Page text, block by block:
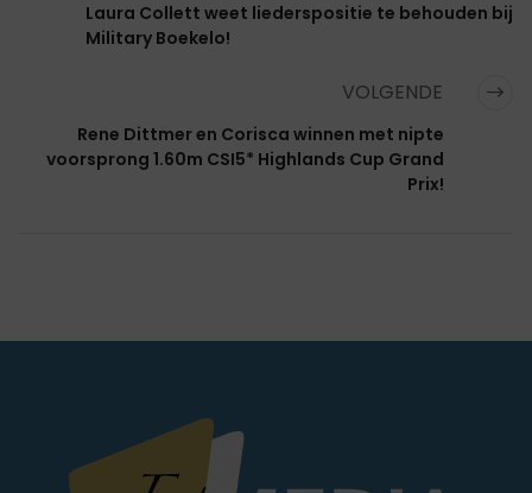
Laura Collett weet liederspositie te behouden bij
Military Boekelo!
VOLGENDE
Rene Dittmer en Corisca winnen met nipte
voorsprong 1.60m CSI5* Highlands Cup Grand
Prix!